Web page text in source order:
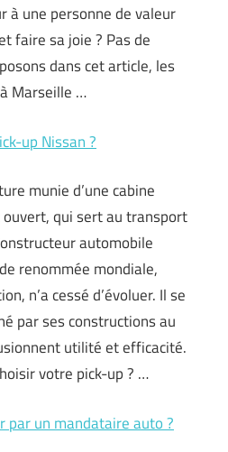
à une personne de valeur
faire sa joie ? Pas de
dans cet article, les
Marseille …
up Nissan ?
munie d’une cabine
qui sert au transport
automobile
renommée mondiale,
n’a cessé d’évoluer. Il se
par ses constructions au
utilité et efficacité.
votre pick-up ? …
par un mandataire auto ?